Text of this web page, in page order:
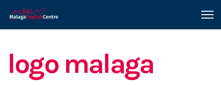
logo malaga